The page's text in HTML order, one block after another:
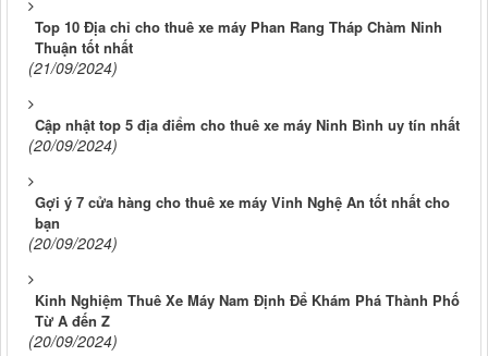
Top 10 Địa chỉ cho thuê xe máy Phan Rang Tháp Chàm Ninh
Thuận tốt nhất
(21/09/2024)
Cập nhật top 5 địa điểm cho thuê xe máy Ninh Bình uy tín nhất
(20/09/2024)
Gợi ý 7 cửa hàng cho thuê xe máy Vinh Nghệ An tốt nhất cho
bạn
(20/09/2024)
Kinh Nghiệm Thuê Xe Máy Nam Định Để Khám Phá Thành Phố
Từ A đến Z
(20/09/2024)